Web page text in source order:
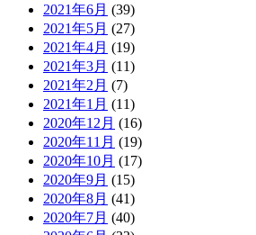
2021年6月 (39)
2021年5月 (27)
2021年4月 (19)
2021年3月 (11)
2021年2月 (7)
2021年1月 (11)
2020年12月 (16)
2020年11月 (19)
2020年10月 (17)
2020年9月 (15)
2020年8月 (41)
2020年7月 (40)